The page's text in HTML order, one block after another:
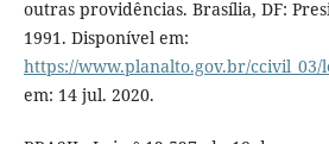
outras providências. Brasília, DF:
1991. Disponível em:
https://www.planalto.gov.br/ccivil_03/
em: 14 jul. 2020.